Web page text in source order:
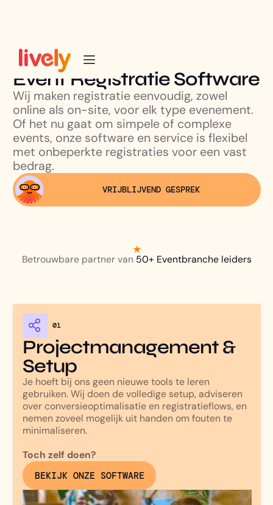
Event Registratie Software
Wij maken registratie eenvoudig, zowel
online als on-site, voor elk type evenement.
Of het nu gaat om simpele of complexe
events, onze software en service is flexibel
met onbeperkte registraties voor een vast
bedrag.
VRIJBLIJVEND GESPREK
Betrouwbare partner van 50+ Eventbranche leiders
01
Projectmanagement &
Setup
Je hoeft bij ons geen nieuwe tools te leren
gebruiken. Wij doen de volledige setup, adviseren
over conversieoptimalisatie en registratieflows, en
nemen zoveel mogelijk uit handen om fouten te
minimaliseren.
Toch zelf doen?
BEKIJK ONZE SOFTWARE